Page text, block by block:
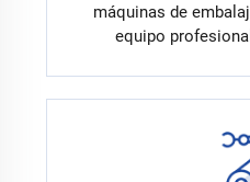
máquinas de
equipo